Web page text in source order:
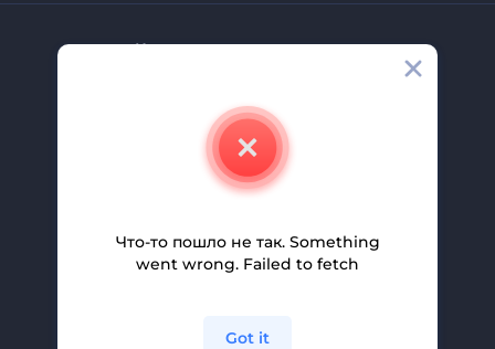
Компания
Свяжитесь С Нами
Помощь И Поддержка
Партнерская Программа
Политика Конфиденциальности
Что-то пошло не так. Something
went wrong. Failed to fetch
Got it